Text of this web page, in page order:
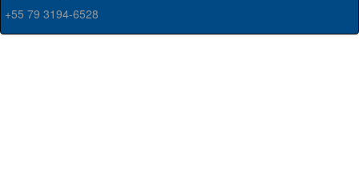
+55 79 3194-6528